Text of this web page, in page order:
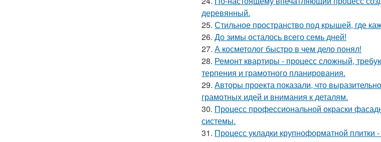
деревянный.
25. Стильное пространство под крышей, где
26. До зимы осталось всего семь дней!
27. А косметолог быстро в чем дело понял!
28. Ремонт квартиры - процесс сложный,
терпения и грамотного планирования.
29. Авторы проекта показали, что
грамотных идей и внимания к деталям.
30. Процесс профессиональной окраски
системы.
31. Процесс укладки крупноформатной плитки